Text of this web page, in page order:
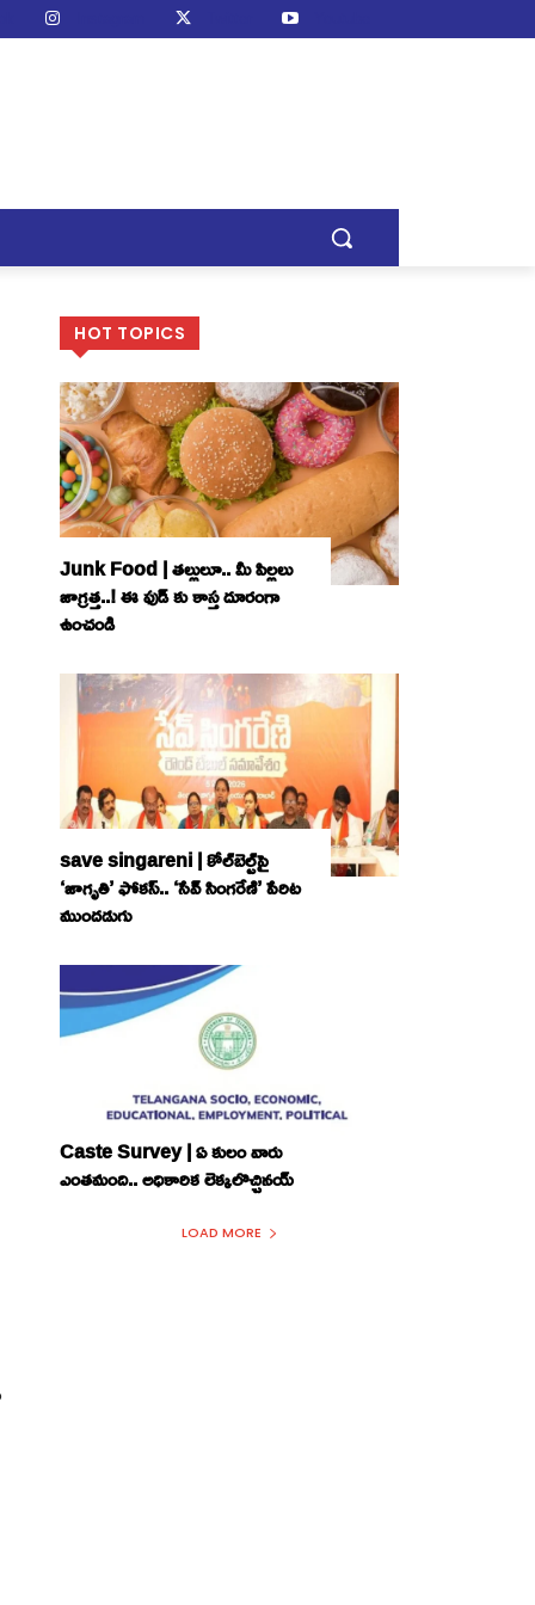
HOT TOPICS
Junk Food | తల్లులూ.. మీ పిల్లలు
జాగ్రత్త..! ఈ ఫుడ్ కు కాస్త దూరంగా
ఉంచండి
save singareni | కోల్‌బెల్ట్‌పై
‘జాగృతి’ ఫోకస్‌.. ‘సేవ్‌ సింగరేణి’ పేరిట
ముందడుగు
Caste Survey | ఏ కులం వారు
ఎంతమంది.. అధికారిక లెక్కలొచ్చినయ్
LOAD MORE